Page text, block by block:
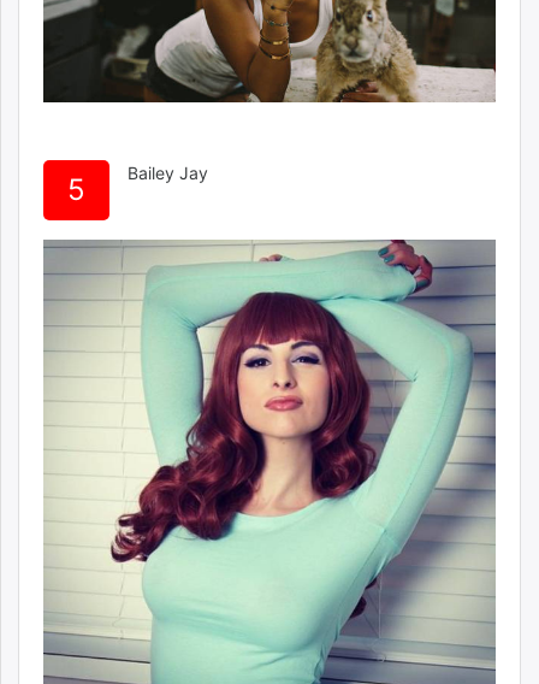
5 Bailey Jay